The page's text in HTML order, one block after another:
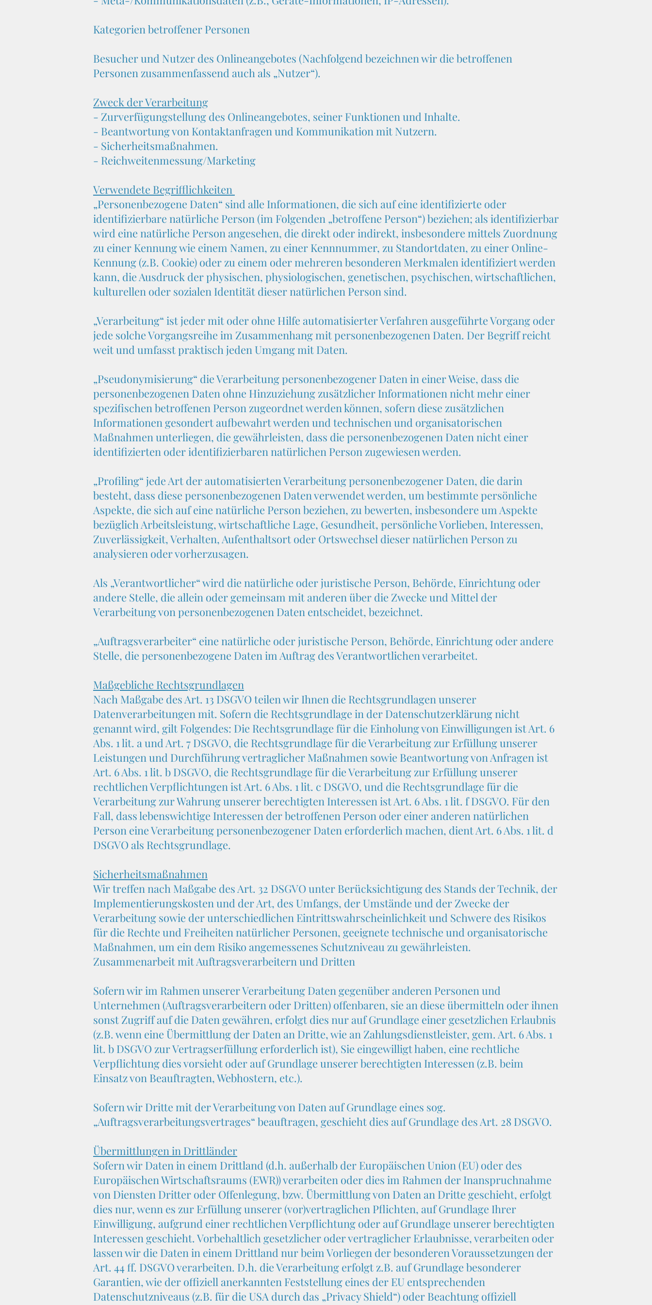
Kategorien betroffener Personen
Besucher und Nutzer des Onlineangebotes (Nachfolgend bezeichnen wir die betroffenen
Personen zusammenfassend auch als „Nutzer“).
Zweck der Verarbeitung
- Zurverfügungstellung des Onlineangebotes, seiner Funktionen und Inhalte.
- Beantwortung von Kontaktanfragen und Kommunikation mit Nutzern.
- Sicherheitsmaßnahmen.
- Reichweitenmessung/Marketing
Verwendete Begrifflichkeiten
„Personenbezogene Daten“ sind alle Informationen, die sich auf eine identifizierte oder
identifizierbare natürliche Person (im Folgenden „betroffene Person“) beziehen; als identifizierbar
wird eine natürliche Person angesehen, die direkt oder indirekt, insbesondere mittels Zuordnung
zu einer Kennung wie einem Namen, zu einer Kennnummer, zu Standortdaten, zu einer Online-
Kennung (z.B. Cookie) oder zu einem oder mehreren besonderen Merkmalen identifiziert werden
kann, die Ausdruck der physischen, physiologischen, genetischen, psychischen, wirtschaftlichen,
kulturellen oder sozialen Identität dieser natürlichen Person sind.
„Verarbeitung“ ist jeder mit oder ohne Hilfe automatisierter Verfahren ausgeführte Vorgang oder
jede solche Vorgangsreihe im Zusammenhang mit personenbezogenen Daten. Der Begriff reicht
weit und umfasst praktisch jeden Umgang mit Daten.
„Pseudonymisierung“ die Verarbeitung personenbezogener Daten in einer Weise, dass die
personenbezogenen Daten ohne Hinzuziehung zusätzlicher Informationen nicht mehr einer
spezifischen betroffenen Person zugeordnet werden können, sofern diese zusätzlichen
Informationen gesondert aufbewahrt werden und technischen und organisatorischen
Maßnahmen unterliegen, die gewährleisten, dass die personenbezogenen Daten nicht einer
identifizierten oder identifizierbaren natürlichen Person zugewiesen werden.
„Profiling“ jede Art der automatisierten Verarbeitung personenbezogener Daten, die darin
besteht, dass diese personenbezogenen Daten verwendet werden, um bestimmte persönliche
Aspekte, die sich auf eine natürliche Person beziehen, zu bewerten, insbesondere um Aspekte
bezüglich Arbeitsleistung, wirtschaftliche Lage, Gesundheit, persönliche Vorlieben, Interessen,
Zuverlässigkeit, Verhalten, Aufenthaltsort oder Ortswechsel dieser natürlichen Person zu
analysieren oder vorherzusagen.
Als „Verantwortlicher“ wird die natürliche oder juristische Person, Behörde, Einrichtung oder
andere Stelle, die allein oder gemeinsam mit anderen über die Zwecke und Mittel der
Verarbeitung von personenbezogenen Daten entscheidet, bezeichnet.
„Auftragsverarbeiter“ eine natürliche oder juristische Person, Behörde, Einrichtung oder andere
Stelle, die personenbezogene Daten im Auftrag des Verantwortlichen verarbeitet.
Maßgebliche Rechtsgrundlagen
Nach Maßgabe des Art. 13 DSGVO teilen wir Ihnen die Rechtsgrundlagen unserer
Datenverarbeitungen mit. Sofern die Rechtsgrundlage in der Datenschutzerklärung nicht
genannt wird, gilt Folgendes: Die Rechtsgrundlage für die Einholung von Einwilligungen ist Art. 6
Abs. 1 lit. a und Art. 7 DSGVO, die Rechtsgrundlage für die Verarbeitung zur Erfüllung unserer
Leistungen und Durchführung vertraglicher Maßnahmen sowie Beantwortung von Anfragen ist
Art. 6 Abs. 1 lit. b DSGVO, die Rechtsgrundlage für die Verarbeitung zur Erfüllung unserer
rechtlichen Verpflichtungen ist Art. 6 Abs. 1 lit. c DSGVO, und die Rechtsgrundlage für die
Verarbeitung zur Wahrung unserer berechtigten Interessen ist Art. 6 Abs. 1 lit. f DSGVO. Für den
Fall, dass lebenswichtige Interessen der betroffenen Person oder einer anderen natürlichen
Person eine Verarbeitung personenbezogener Daten erforderlich machen, dient Art. 6 Abs. 1 lit. d
DSGVO als Rechtsgrundlage.
Sicherheitsmaßnahmen
Wir treffen nach Maßgabe des Art. 32 DSGVO unter Berücksichtigung des Stands der Technik, der
Implementierungskosten und der Art, des Umfangs, der Umstände und der Zwecke der
Verarbeitung sowie der unterschiedlichen Eintrittswahrscheinlichkeit und Schwere des Risikos
für die Rechte und Freiheiten natürlicher Personen, geeignete technische und organisatorische
Maßnahmen, um ein dem Risiko angemessenes Schutzniveau zu gewährleisten.
Zusammenarbeit mit Auftragsverarbeitern und Dritten
Sofern wir im Rahmen unserer Verarbeitung Daten gegenüber anderen Personen und
Unternehmen (Auftragsverarbeitern oder Dritten) offenbaren, sie an diese übermitteln oder ihnen
sonst Zugriff auf die Daten gewähren, erfolgt dies nur auf Grundlage einer gesetzlichen Erlaubnis
(z.B. wenn eine Übermittlung der Daten an Dritte, wie an Zahlungsdienstleister, gem. Art. 6 Abs. 1
lit. b DSGVO zur Vertragserfüllung erforderlich ist), Sie eingewilligt haben, eine rechtliche
Verpflichtung dies vorsieht oder auf Grundlage unserer berechtigten Interessen (z.B. beim
Einsatz von Beauftragten, Webhostern, etc.).
Sofern wir Dritte mit der Verarbeitung von Daten auf Grundlage eines sog.
„Auftragsverarbeitungsvertrages“ beauftragen, geschieht dies auf Grundlage des Art. 28 DSGVO.
Übermittlungen in Drittländer
Sofern wir Daten in einem Drittland (d.h. außerhalb der Europäischen Union (EU) oder des
Europäischen Wirtschaftsraums (EWR)) verarbeiten oder dies im Rahmen der Inanspruchnahme
von Diensten Dritter oder Offenlegung, bzw. Übermittlung von Daten an Dritte geschieht, erfolgt
dies nur, wenn es zur Erfüllung unserer (vor)vertraglichen Pflichten, auf Grundlage Ihrer
Einwilligung, aufgrund einer rechtlichen Verpflichtung oder auf Grundlage unserer berechtigten
Interessen geschieht. Vorbehaltlich gesetzlicher oder vertraglicher Erlaubnisse, verarbeiten oder
lassen wir die Daten in einem Drittland nur beim Vorliegen der besonderen Voraussetzungen der
Art. 44 ff. DSGVO verarbeiten. D.h. die Verarbeitung erfolgt z.B. auf Grundlage besonderer
Garantien, wie der offiziell anerkannten Feststellung eines der EU entsprechenden
Datenschutzniveaus (z.B. für die USA durch das „Privacy Shield“) oder Beachtung offiziell